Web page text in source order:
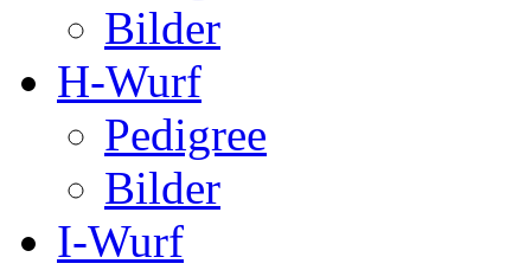
Bilder
H-Wurf
Pedigree
Bilder
I-Wurf